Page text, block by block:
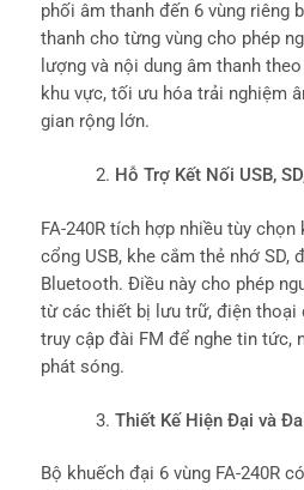
phối âm thanh đến 6 vùng riêng
thanh cho từng vùng cho phép
lượng và nội dung âm thanh
khu vực, tối ưu hóa trải nghiệm
gian rộng lớn.
Hỗ Trợ Kết Nối USB,
FA-240R tích hợp nhiều tùy
cổng USB, khe cắm thẻ nhớ SD,
Bluetooth. Điều này cho phép
từ các thiết bị lưu trữ, điện thoại
truy cập đài FM để nghe tin tức,
phát sóng.
Thiết Kế Hiện Đại và
Bộ khuếch đại 6 vùng FA-240R